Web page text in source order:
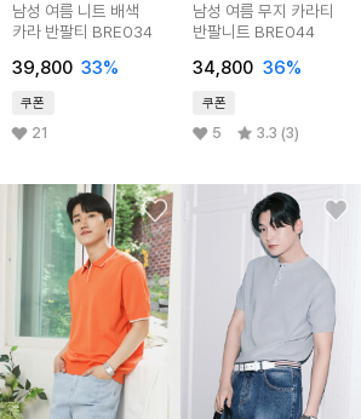
남성 여름 니트 배색
카라 반팔티 BRE034
39,800 33%
쿠폰
21
남성 여름 무지 카라티
반팔니트 BRE044
34,800 36%
쿠폰
5 3.3 (3)